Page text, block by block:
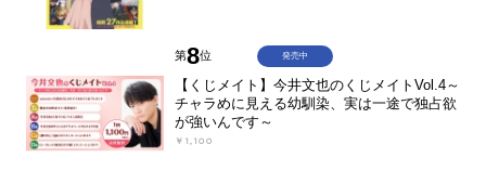
第8位
【くじメイト】今井文也のくじメイトVol.4～
チャラめに見える幼馴染、実は一途で独占欲
が強いんです～
￥1,100
発売中